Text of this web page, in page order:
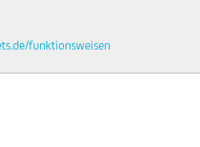
funktionsweisen